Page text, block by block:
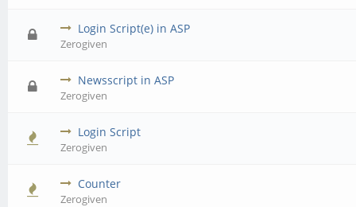
Login Script(e) in ASP
Zerogiven
Newsscript in ASP
Zerogiven
Login Script
Zerogiven
Counter
Zerogiven